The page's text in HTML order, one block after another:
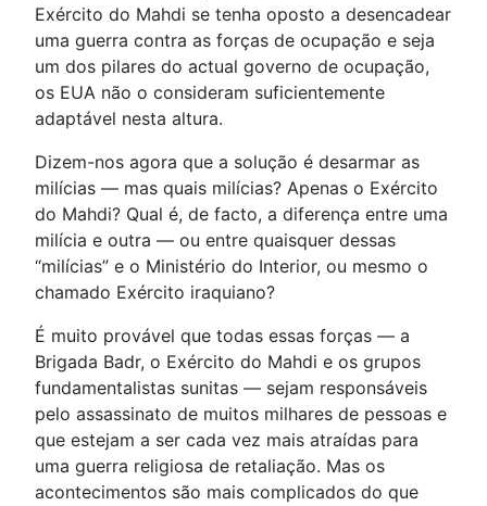
Exército do Mahdi se tenha oposto a desencadear
uma guerra contra as forças de ocupação e seja
um dos pilares do actual governo de ocupação,
os EUA não o consideram suficientemente
adaptável nesta altura.
Dizem-nos agora que a solução é desarmar as
milícias — mas quais milícias? Apenas o Exército
do Mahdi? Qual é, de facto, a diferença entre uma
milícia e outra — ou entre quaisquer dessas
“milícias” e o Ministério do Interior, ou mesmo o
chamado Exército iraquiano?
É muito provável que todas essas forças — a
Brigada Badr, o Exército do Mahdi e os grupos
fundamentalistas sunitas — sejam responsáveis
pelo assassinato de muitos milhares de pessoas e
que estejam a ser cada vez mais atraídas para
uma guerra religiosa de retaliação. Mas os
acontecimentos são mais complicados do que